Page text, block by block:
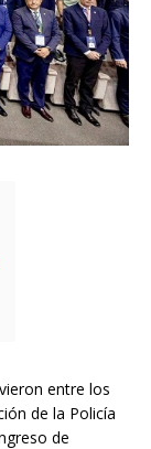
entre los
de la Policía
de